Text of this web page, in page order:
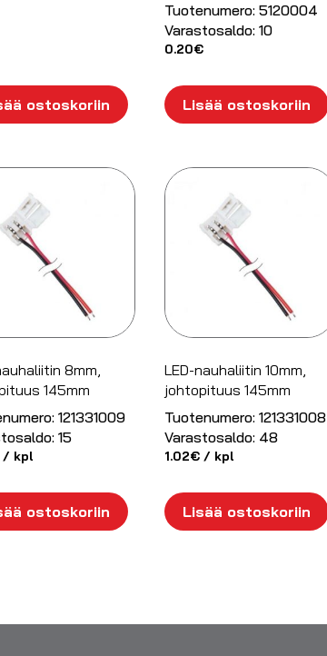
ostoskoriin
Tuotenumero: 5120004
Varastosaldo: 10
0.20€
Lisää ostoskoriin
8mm,
145mm
121331009
15
/ kpl
ostoskoriin
LED-nauhaliitin 10mm,
johtopituus 145mm
Tuotenumero: 121331008
Varastosaldo: 48
1.02€ / kpl
Lisää ostoskoriin